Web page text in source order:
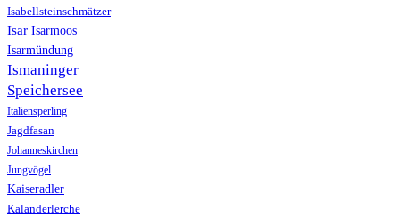
Isabellsteinschmätzer
Isar Isarmoos
Isarmündung
Ismaninger
Speichersee
Italiensperling
Jagdfasan
Johanneskirchen
Jungvögel
Kaiseradler
Kalanderlerche